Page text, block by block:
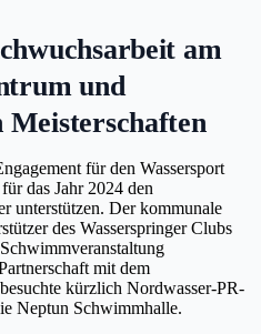
am
und
für den Wassersport
das Jahr 2024 den
unterstützen. Der kommunale
des Wasserspringer Clubs
mit dem
kürzlich Nordwasser-PR-
Neptun Schwimmhalle.